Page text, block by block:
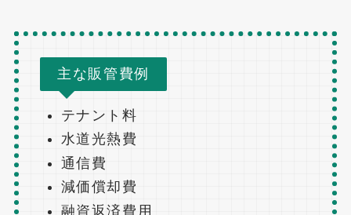
主な販管費例
テナント料
水道光熱費
通信費
減価償却費
融資返済費用